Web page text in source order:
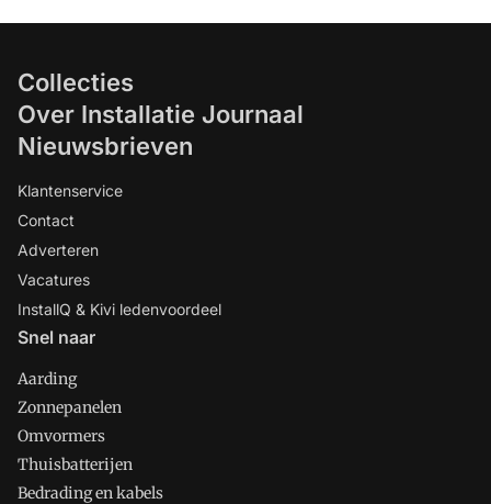
Collecties
Over Installatie Journaal
Nieuwsbrieven
Klantenservice
Contact
Adverteren
Vacatures
InstallQ & Kivi ledenvoordeel
Snel naar
Aarding
Zonnepanelen
Omvormers
Thuisbatterijen
Bedrading en kabels